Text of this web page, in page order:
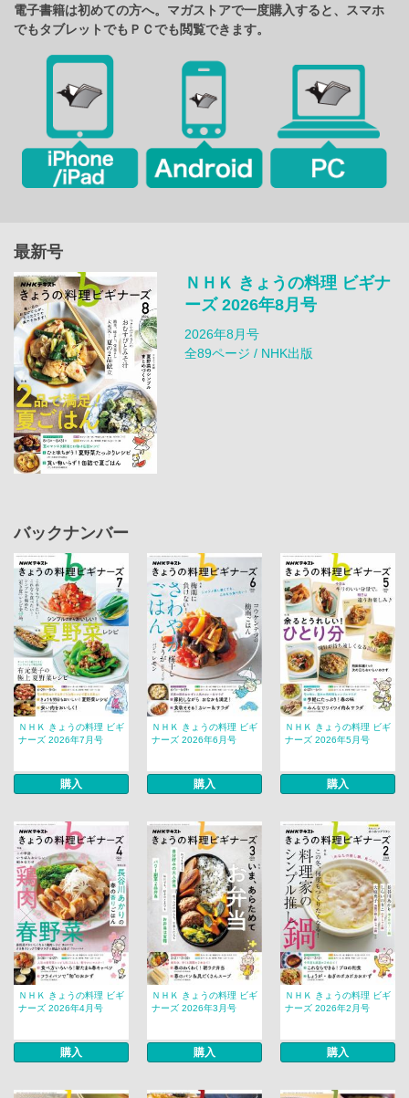
電子書籍は初めての方へ。マガストアで一度購入すると、スマホ
でもタブレットでもＰＣでも閲覧できます。
最新号
ＮＨＫ きょうの料理 ビギナ
ーズ 2026年8月号
2026年8月号
全89ページ / NHK出版
バックナンバー
ＮＨＫ きょうの料理 ビギ
ナーズ 2026年7月号
購入
ＮＨＫ きょうの料理 ビギ
ナーズ 2026年6月号
購入
ＮＨＫ きょうの料理 ビギ
ナーズ 2026年5月号
購入
ＮＨＫ きょうの料理 ビギ
ナーズ 2026年4月号
購入
ＮＨＫ きょうの料理 ビギ
ナーズ 2026年3月号
購入
ＮＨＫ きょうの料理 ビギ
ナーズ 2026年2月号
購入